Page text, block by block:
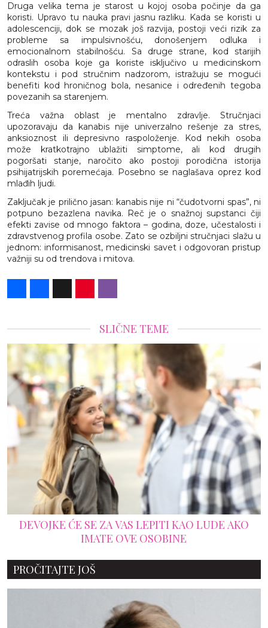
Druga velika tema je starost u kojoj osoba počinje da ga
koristi. Upravo tu nauka pravi jasnu razliku. Kada se koristi u
adolescenciji, dok se mozak još razvija, postoji veći rizik za
probleme sa impulsivnošću, donošenjem odluka i
emocionalnom stabilnošću. Sa druge strane, kod starijih
odraslih osoba koje ga koriste isključivo u medicinskom
kontekstu i pod stručnim nadzorom, istražuju se mogući
benefiti kod hroničnog bola, nesanice i određenih tegoba
povezanih sa starenjem.
Treća važna oblast je mentalno zdravlje. Stručnjaci
upozoravaju da kanabis nije univerzalno rešenje za stres,
anksioznost ili depresivno raspoloženje. Kod nekih osoba
može kratkotrajno ublažiti simptome, ali kod drugih
pogoršati stanje, naročito ako postoji porodična istorija
psihijatrijskih poremećaja. Posebno se naglašava oprez kod
mlađih ljudi.
Zaključak je prilično jasan: kanabis nije ni “čudotvorni spas”, ni
potpuno bezazlena navika. Reč je o snažnoj supstanci čiji
efekti zavise od mnogo faktora – godina, doze, učestalosti i
zdravstvenog profila osobe. Zato se ozbiljni stručnjaci slažu u
jednom: informisanost, medicinski savet i odgovoran pristup
važniji su od trendova i mitova.
SLIČNE TEME
DEVOJKE ĆE SE ZA VAS LEPITI KAO LUDE AKO
IMATE OVE OSOBINE
PROČITAJTE JOŠ